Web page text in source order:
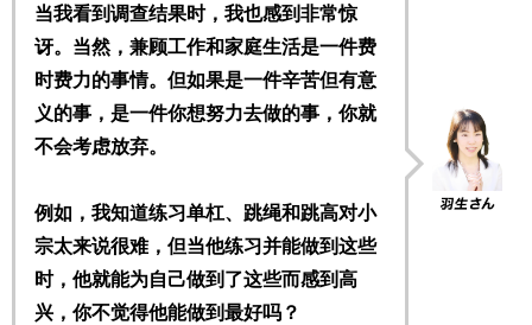
当我看到调查结果时，我也感到非常惊
讶。当然，兼顾工作和家庭生活是一件费
时费力的事情。但如果是一件辛苦但有意
义的事，是一件你想努力去做的事，你就
不会考虑放弃。
例如，我知道练习单杠、跳绳和跳高对小
宗太来说很难，但当他练习并能做到这些
时，他就能为自己做到了这些而感到高
兴，你不觉得他能做到最好吗？